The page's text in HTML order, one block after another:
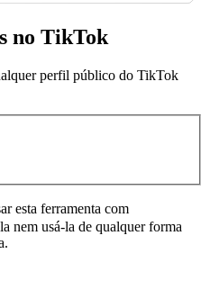
no TikTok
perfil público do TikTok
esta ferramenta com
nem usá-la de qualquer forma